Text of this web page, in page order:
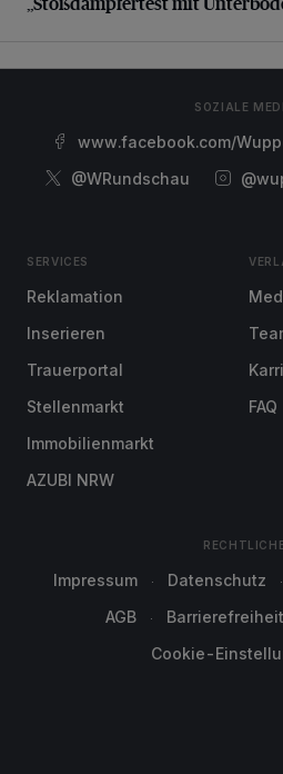
SOZIALE
www.facebook.com/
@WRundschau
SERVICES
Reklamation
Inserieren
Trauerportal
Stellenmarkt
Immobilienmarkt
AZUBI NRW
FAQ
Impressum Datenschutz
AGB
Cookie-